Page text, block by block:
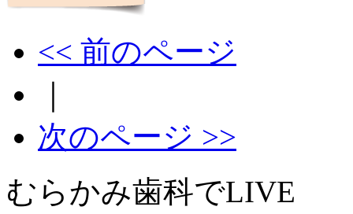
<< 前のページ
次のページ >>
むらかみ歯科でLIVE